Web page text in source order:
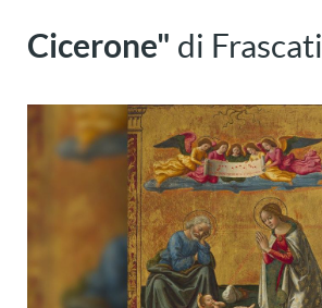
Cicerone" di Frascati